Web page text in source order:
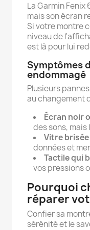
La Garmin
mais son écran
Si votre montre
niveau de
est là pour lui
Symptômes
endommagé
Plusieurs
au changement
Écran noir
des sons,
Vitre
données et
Tactile qui
vos pressions
Pourquoi
réparer
Confier sa
sérénité et le